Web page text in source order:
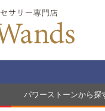
パワーストーンから探